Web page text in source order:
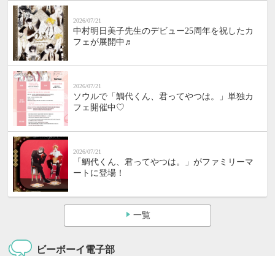
2026/07/21
中村明日美子先生のデビュー25周年を祝したカ
フェが展開中♬
2026/07/21
ソウルで「鯛代くん、君ってやつは。」単独カ
フェ開催中♡
2026/07/21
「鯛代くん、君ってやつは。」がファミリーマ
ートに登場！
一覧
ビーボーイ電子部